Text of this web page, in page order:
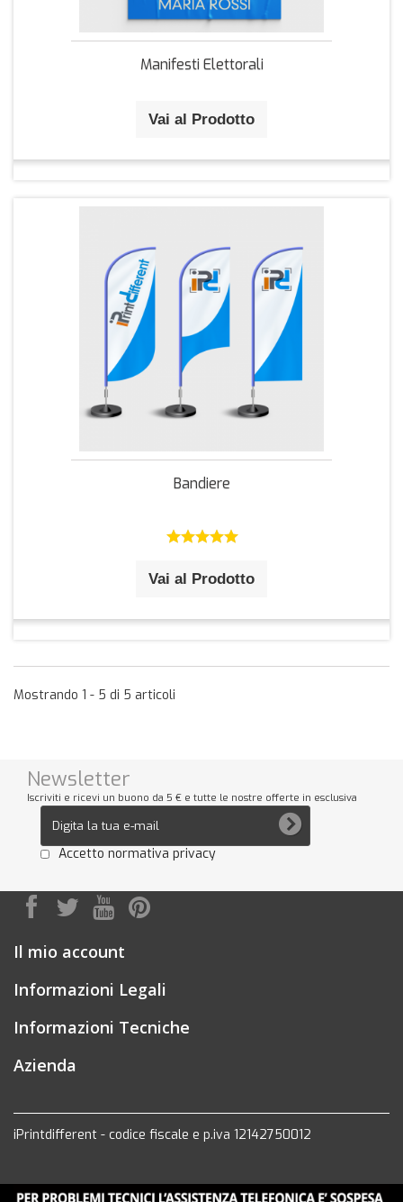
Manifesti Elettorali
Vai al Prodotto
Bandiere
Vai al Prodotto
Mostrando 1 - 5 di 5 articoli
Newsletter
Iscriviti e ricevi un buono da 5 € e tutte le nostre offerte in esclusiva
Accetto normativa privacy
Il mio account
Informazioni Legali
Informazioni Tecniche
Azienda
iPrintdifferent - codice fiscale e p.iva 12142750012